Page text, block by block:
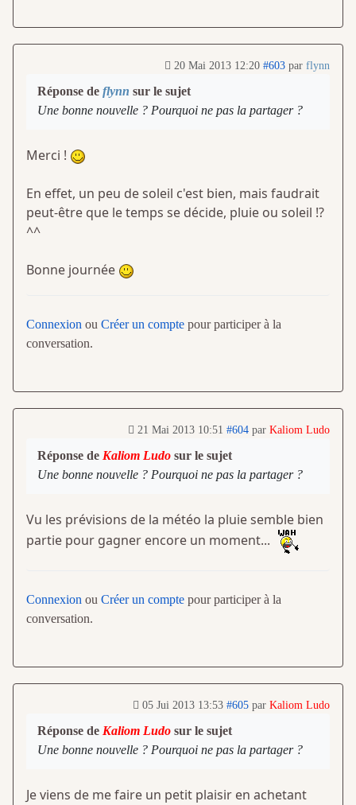
20 Mai 2013 12:20 #603 par flynn
Réponse de flynn sur le sujet
Une bonne nouvelle ? Pourquoi ne pas la partager ?
Merci !
En effet, un peu de soleil c'est bien, mais faudrait
peut-être que le temps se décide, pluie ou soleil !?
^^
Bonne journée
Connexion ou Créer un compte pour participer à la
conversation.
21 Mai 2013 10:51 #604 par Kaliom Ludo
Réponse de Kaliom Ludo sur le sujet
Une bonne nouvelle ? Pourquoi ne pas la partager ?
Vu les prévisions de la météo la pluie semble bien
partie pour gagner encore un moment...
Connexion ou Créer un compte pour participer à la
conversation.
05 Jui 2013 13:53 #605 par Kaliom Ludo
Réponse de Kaliom Ludo sur le sujet
Une bonne nouvelle ? Pourquoi ne pas la partager ?
Je viens de me faire un petit plaisir en achetant